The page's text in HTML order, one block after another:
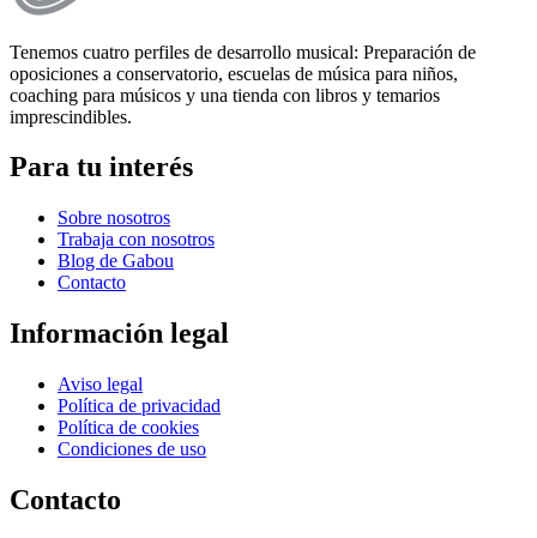
Tenemos cuatro perfiles de desarrollo musical: Preparación de
oposiciones a conservatorio, escuelas de música para niños,
coaching para músicos y una tienda con libros y temarios
imprescindibles.
Para tu interés
Sobre nosotros
Trabaja con nosotros
Blog de Gabou
Contacto
Información legal
Aviso legal
Política de privacidad
Política de cookies
Condiciones de uso
Contacto